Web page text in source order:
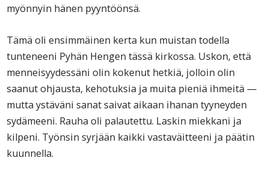
myönnyin hänen pyyntöönsä.
Tämä oli ensimmäinen kerta kun muistan todella
tunteneeni Pyhän Hengen tässä kirkossa. Uskon, että
menneisyydessäni olin kokenut hetkiä, jolloin olin
saanut ohjausta, kehotuksia ja muita pieniä ihmeitä —
mutta ystäväni sanat saivat aikaan ihanan tyyneyden
sydämeeni. Rauha oli palautettu. Laskin miekkani ja
kilpeni. Työnsin syrjään kaikki vastaväitteeni ja päätin
kuunnella.